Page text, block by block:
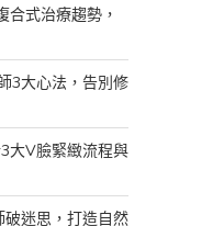
合式治療趨勢，
3大心法，告別修
大V臉緊緻流程與
迷思，打造自然